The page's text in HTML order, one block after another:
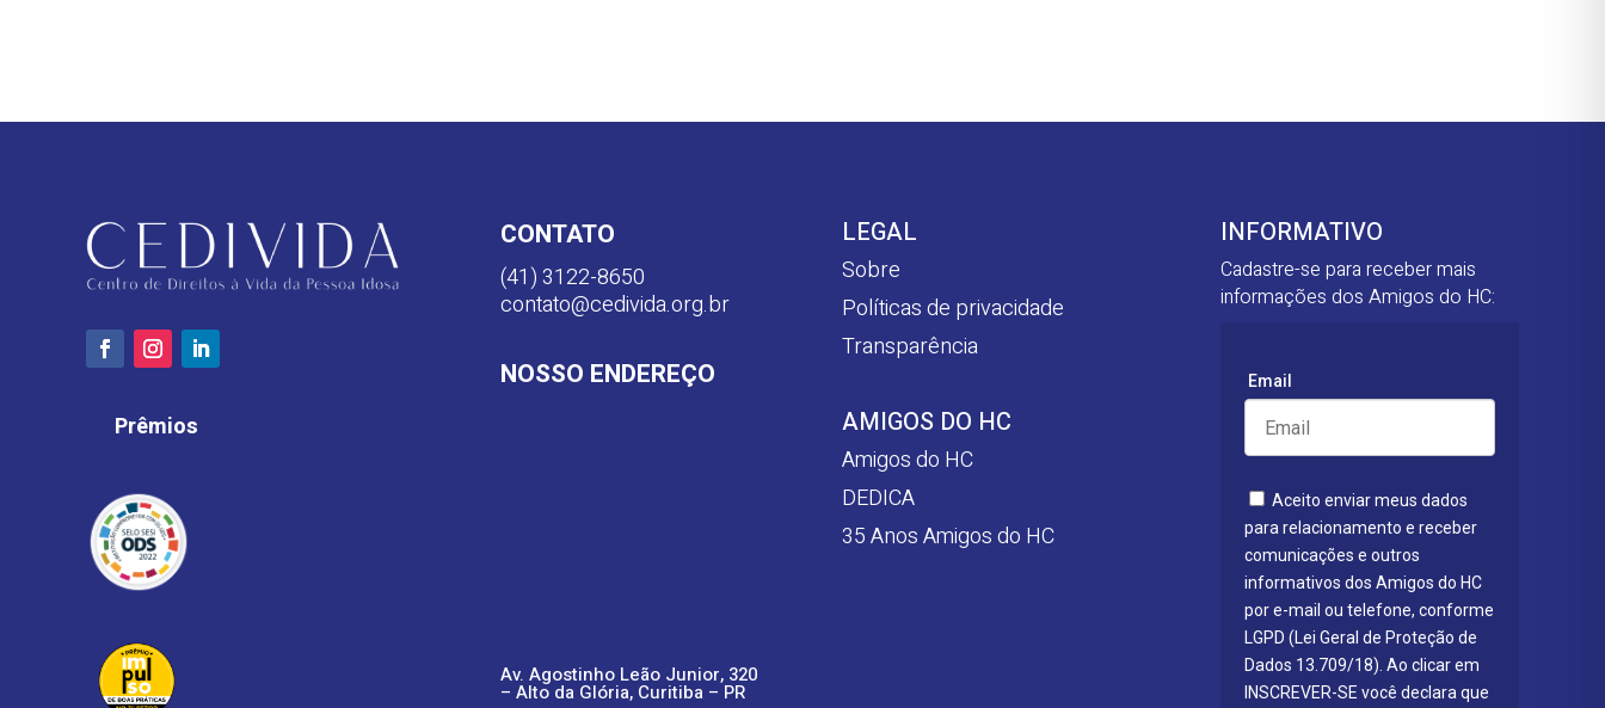
Prêmios
CONTATO
(41) 3122-8650
contato@cedivida.org.br
NOSSO ENDEREÇO
Av. Agostinho Leão Junior, 320
– Alto da Glória, Curitiba – PR
LEGAL
Sobre
Políticas de privacidade
Transparência
AMIGOS DO HC
Amigos do HC
DEDICA
35 Anos Amigos do HC
INFORMATIVO
Cadastre-se para receber mais
informações dos Amigos do HC:
Email
Aceito enviar meus dados
para relacionamento e receber
comunicações e outros
informativos dos Amigos do HC
por e-mail ou telefone, conforme
LGPD (Lei Geral de Proteção de
Dados 13.709/18). Ao clicar em
INSCREVER-SE você declara que